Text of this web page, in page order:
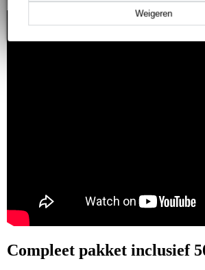
Weigeren
Compleet pakket inclusief